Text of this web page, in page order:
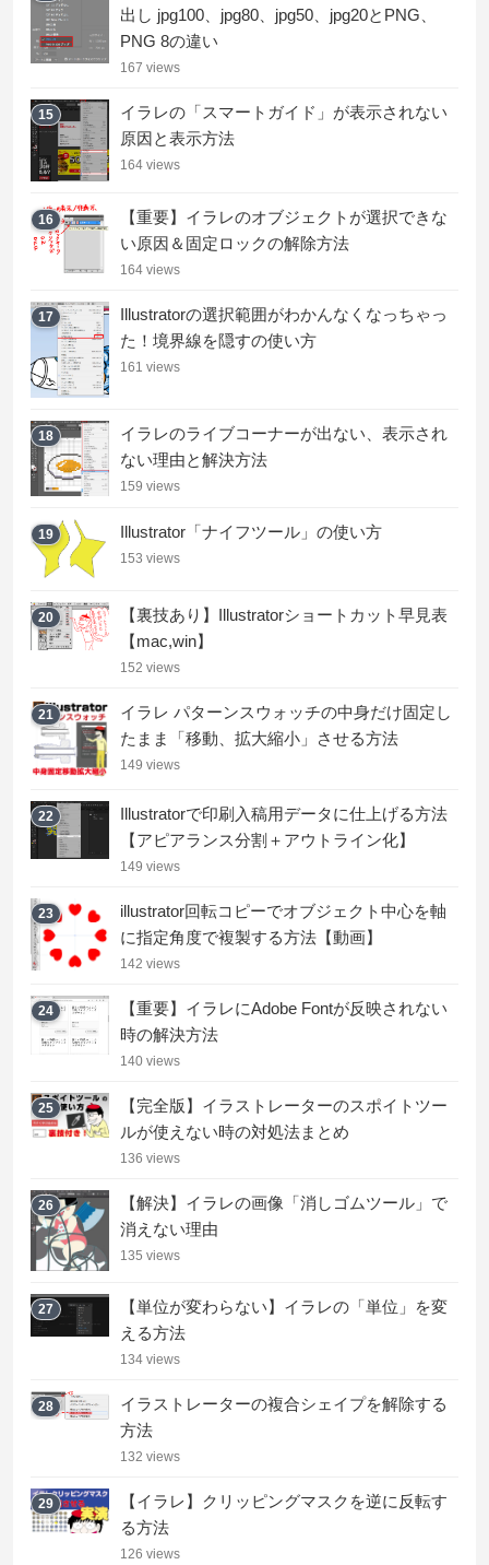
出し jpg100、jpg80、jpg50、jpg20とPNG、
PNG 8の違い
167 views
15
イラレの「スマートガイド」が表示されない
原因と表示方法
164 views
16
【重要】イラレのオブジェクトが選択できな
い原因＆固定ロックの解除方法
164 views
17
Illustratorの選択範囲がわかんなくなっちゃっ
た！境界線を隠すの使い方
161 views
18
イラレのライブコーナーが出ない、表示され
ない理由と解決方法
159 views
19 Illustrator「ナイフツール」の使い方
153 views
20
【裏技あり】Illustratorショートカット早見表
【mac,win】
152 views
21
イラレ パターンスウォッチの中身だけ固定し
たまま「移動、拡大縮小」させる方法
149 views
22
Illustratorで印刷入稿用データに仕上げる方法
【アピアランス分割＋アウトライン化】
149 views
23
illustrator回転コピーでオブジェクト中心を軸
に指定角度で複製する方法【動画】
142 views
24
【重要】イラレにAdobe Fontが反映されない
時の解決方法
140 views
25
【完全版】イラストレーターのスポイトツー
ルが使えない時の対処法まとめ
136 views
26
【解決】イラレの画像「消しゴムツール」で
消えない理由
135 views
27
【単位が変わらない】イラレの「単位」を変
える方法
134 views
28
イラストレーターの複合シェイプを解除する
方法
132 views
29
【イラレ】クリッピングマスクを逆に反転す
る方法
126 views